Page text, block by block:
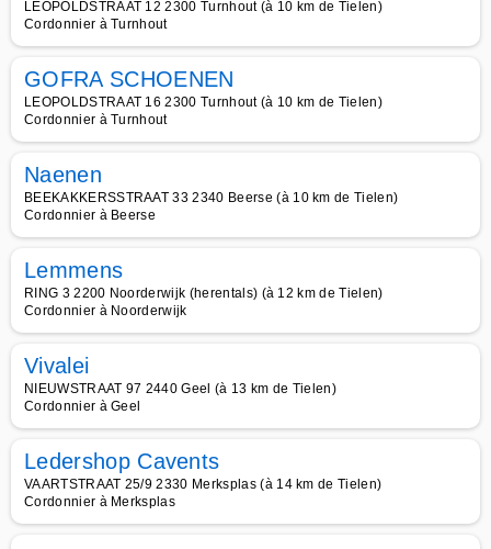
LEOPOLDSTRAAT 12 2300 Turnhout (à 10 km de Tielen)
Cordonnier à Turnhout
GOFRA SCHOENEN
LEOPOLDSTRAAT 16 2300 Turnhout (à 10 km de Tielen)
Cordonnier à Turnhout
Naenen
BEEKAKKERSSTRAAT 33 2340 Beerse (à 10 km de Tielen)
Cordonnier à Beerse
Lemmens
RING 3 2200 Noorderwijk (herentals) (à 12 km de Tielen)
Cordonnier à Noorderwijk
Vivalei
NIEUWSTRAAT 97 2440 Geel (à 13 km de Tielen)
Cordonnier à Geel
Ledershop Cavents
VAARTSTRAAT 25/9 2330 Merksplas (à 14 km de Tielen)
Cordonnier à Merksplas